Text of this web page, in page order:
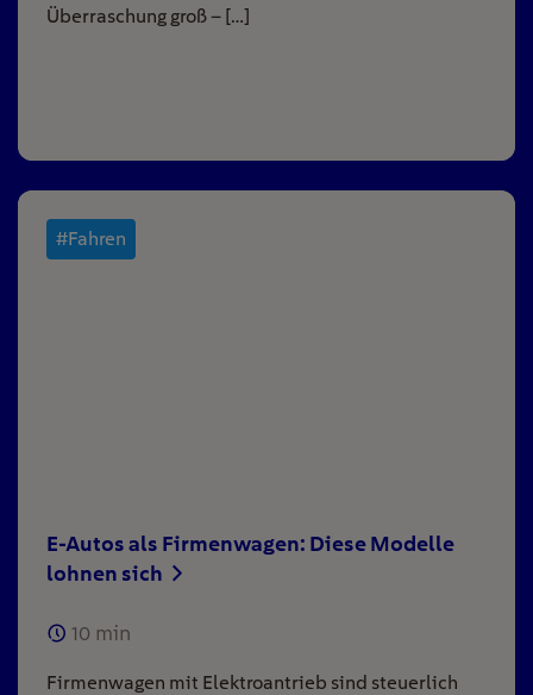
Überraschung groß – […]
#Fahren
E-Autos als Firmenwagen: Diese Modelle
lohnen sich
10 min
Firmenwagen mit Elektroantrieb sind steuerlich